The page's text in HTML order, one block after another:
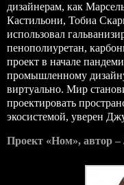
дизайнерам, как
Кастильони, Тобиа
использовал
пенополиуретан,
проект в начале
промышленному
виртуально. Мир
проектировать
экосистемой, уверен
Проект «Ном», автор